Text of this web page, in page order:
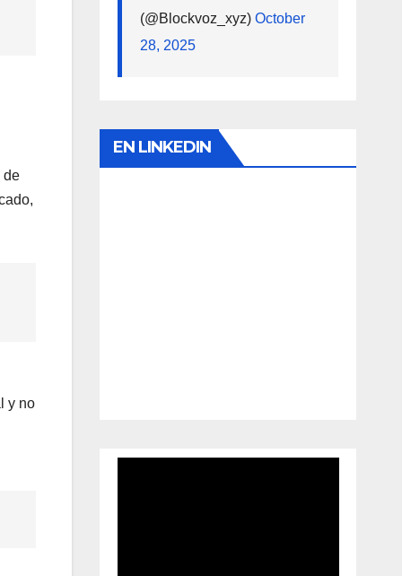
de
y no
(@Blockvoz_xyz) October
28, 2025
EN LINKEDIN